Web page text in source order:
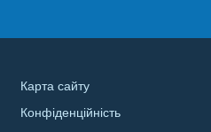
Карта сайту
Конфіденційність